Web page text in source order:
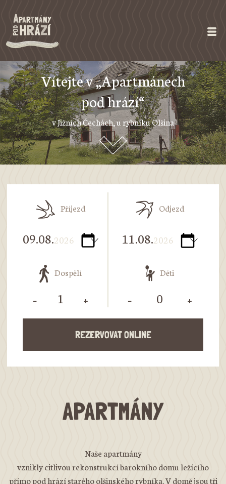
Vítejte v „Apartmánech
pod hrází“
v Jižních Čechách, u rybníku Olšina
Příjezd
09.08.2026
Odjezd
11.08.2026
Dospělí
- +
Děti
- +
REZERVOVAT ONLINE
APARTMÁNY
Naše apartmány
vznikly citlivou rekonstrukcí barokního domu ležícího
přímo pod hrází starého olšinského rybníka. V domě jsou tři